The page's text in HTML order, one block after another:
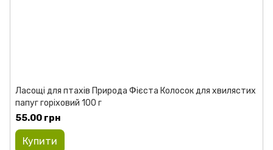
Ласощі для птахів Природа Фієста Колосок для хвилястих
папуг горіховий 100 г
55.00 грн
Купити